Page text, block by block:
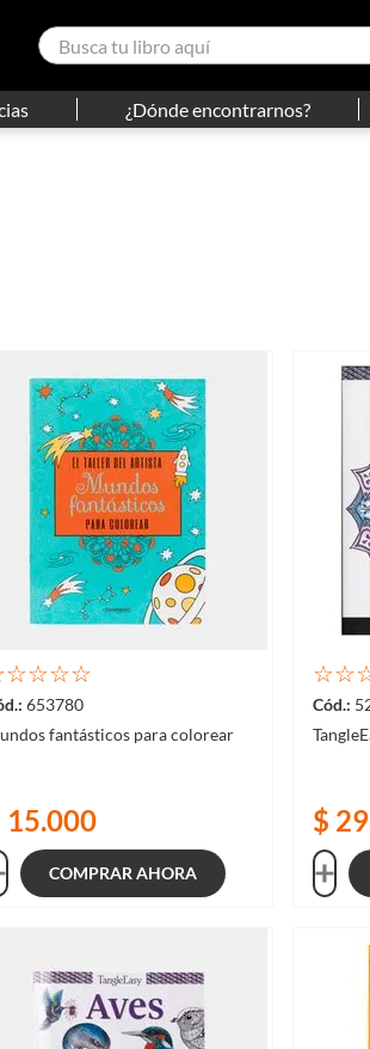
¿Dónde encontrarnos?
☆☆☆☆
653780
fantásticos para colorear
15.000
COMPRAR AHORA
☆☆
$ 29